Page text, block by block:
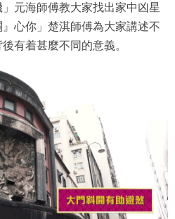
元海師傅教大家找出家中凶星
心你」楚淇師傅為大家講述不
有着甚麼不同的意義。